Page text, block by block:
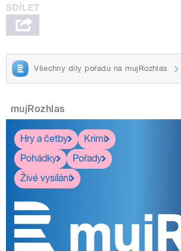
Všechny díly pořadu na mujRozhlas
mujRozhlas
Hry a četby
Krimi
Pohádky
Pořady
Živé vysílání